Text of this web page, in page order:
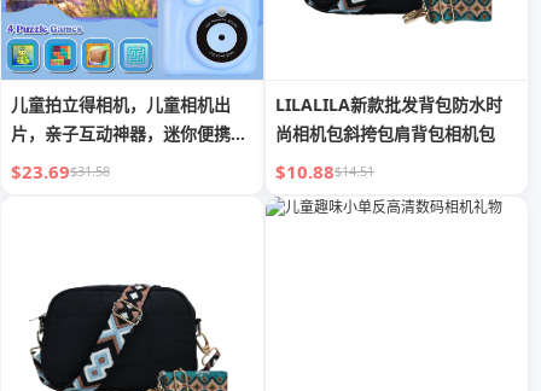
儿童拍立得相机，儿童相机出
片，亲子互动神器，迷你便携，
生日节日礼物首选
$23.69$31.58
LILALILA新款批发背包防水时
尚相机包斜挎包肩背包相机包
$10.88$14.51